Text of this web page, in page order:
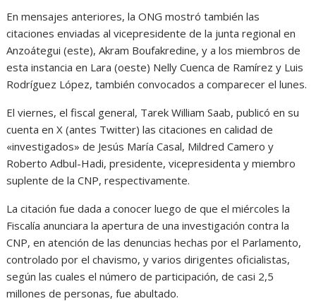
En mensajes anteriores, la ONG mostró también las
citaciones enviadas al vicepresidente de la junta regional en
Anzoátegui (este), Akram Boufakredine, y a los miembros de
esta instancia en Lara (oeste) Nelly Cuenca de Ramírez y Luis
Rodríguez López, también convocados a comparecer el lunes.
El viernes, el fiscal general, Tarek William Saab, publicó en su
cuenta en X (antes Twitter) las citaciones en calidad de
«investigados» de Jesús María Casal, Mildred Camero y
Roberto Adbul-Hadi, presidente, vicepresidenta y miembro
suplente de la CNP, respectivamente.
La citación fue dada a conocer luego de que el miércoles la
Fiscalía anunciara la apertura de una investigación contra la
CNP, en atención de las denuncias hechas por el Parlamento,
controlado por el chavismo, y varios dirigentes oficialistas,
según las cuales el número de participación, de casi 2,5
millones de personas, fue abultado.